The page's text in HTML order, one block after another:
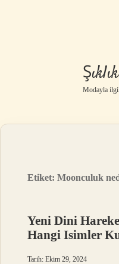
Modayla
Etiket:Moonculuk
Yeni Dini
Hangi Isimler
Tarih: Ekim 29, 2024